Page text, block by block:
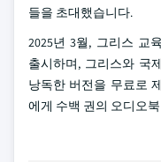
들을 초대했습니다.
2025년 3월, 그리스 교
출시하며, 그리스와 국
낭독한 버전을 무료로
에게 수백 권의 오디오